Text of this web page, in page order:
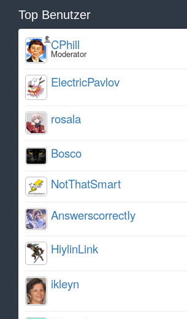
Top Benutzer
CPhill
Moderator
ElectricPavlov
rosala
Bosco
NotThatSmart
AnswerscorrectIy
HiylinLink
ikleyn